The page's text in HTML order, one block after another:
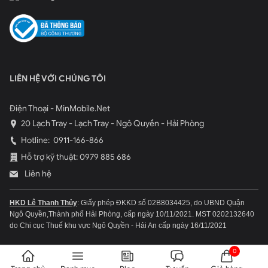
Định vị dễ dàng và sạc tiện lợi trên Apple Pencil Pro
hệ Apple Pencil trước đây. Với những tính năng mới và
cải tiến về hiệu suất, chiếc bút này thực sự là một công
cụ mạnh mẽ giúp người dùng khai thác tối đa tiềm năng
sáng tạo trên iPad. Liên hệ ngay hotline
để được tư vấn chi tiết.
Tham khảo thêm
Apple Pencil Pro có gì hot? Tương thích iPad nào?
So sánh với các đời khác?
Tags
LIÊN HỆ VỚI CHÚNG TÔI
Điện Thoại - MinMobile.Net
20 Lạch Tray - Lạch Tray - Ngô Quyền - Hải Phòng
Hotline: 0911-166-866
Hỗ trợ kỹ thuật: 0979 885 686
Liên hệ
HKD Lê Thanh Thủy: Giấy phép ĐKKD số 02B8034425, do UBND Quận
Ngô Quyền,Thành phố Hải Phòng, cấp ngày 10/11/2021. MST 0202132640
do Chi cục Thuế khu vực Ngô Quyền - Hải An cấp ngày 16/11/2021
0